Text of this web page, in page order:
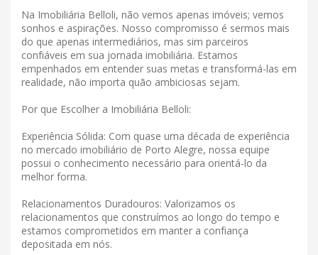
Na Imobiliária Belloli, não vemos apenas imóveis; vemos
sonhos e aspirações. Nosso compromisso é sermos mais
do que apenas intermediários, mas sim parceiros
confiáveis ​​em sua jornada imobiliária. Estamos
empenhados em entender suas metas e transformá-las em
realidade, não importa quão ambiciosas sejam.
Por que Escolher a Imobiliária Belloli:
Experiência Sólida: Com quase uma década de experiência
no mercado imobiliário de Porto Alegre, nossa equipe
possui o conhecimento necessário para orientá-lo da
melhor forma.
Relacionamentos Duradouros: Valorizamos os
relacionamentos que construímos ao longo do tempo e
estamos comprometidos em manter a confiança
depositada em nós.